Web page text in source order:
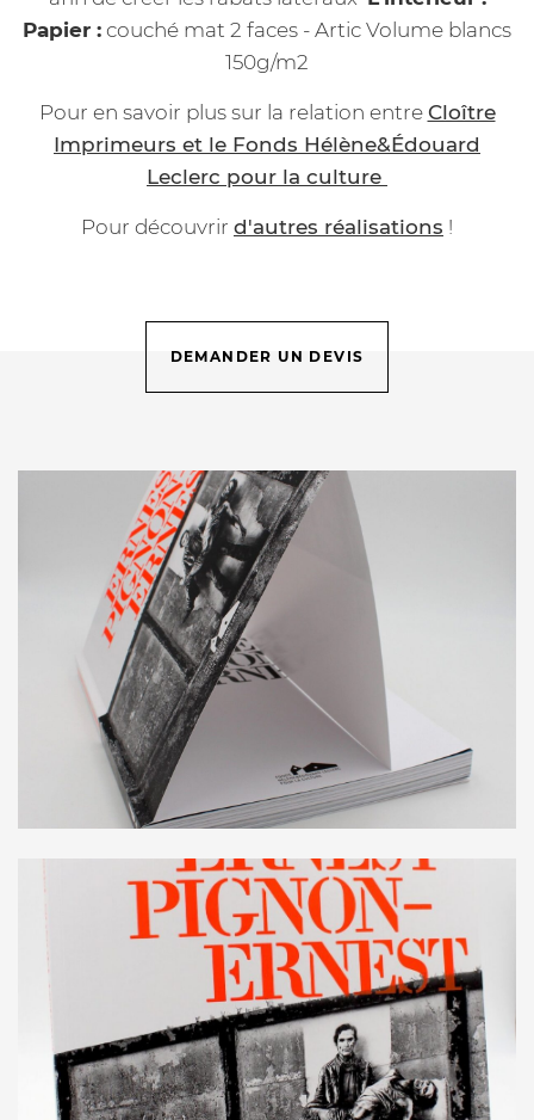
Papier : couché mat 2 faces - Artic Volume blancs
150g/m2
Pour en savoir plus sur la relation entre Cloître
Imprimeurs et le Fonds Hélène&Édouard
Leclerc pour la culture
Pour découvrir d'autres réalisations !
DEMANDER UN DEVIS